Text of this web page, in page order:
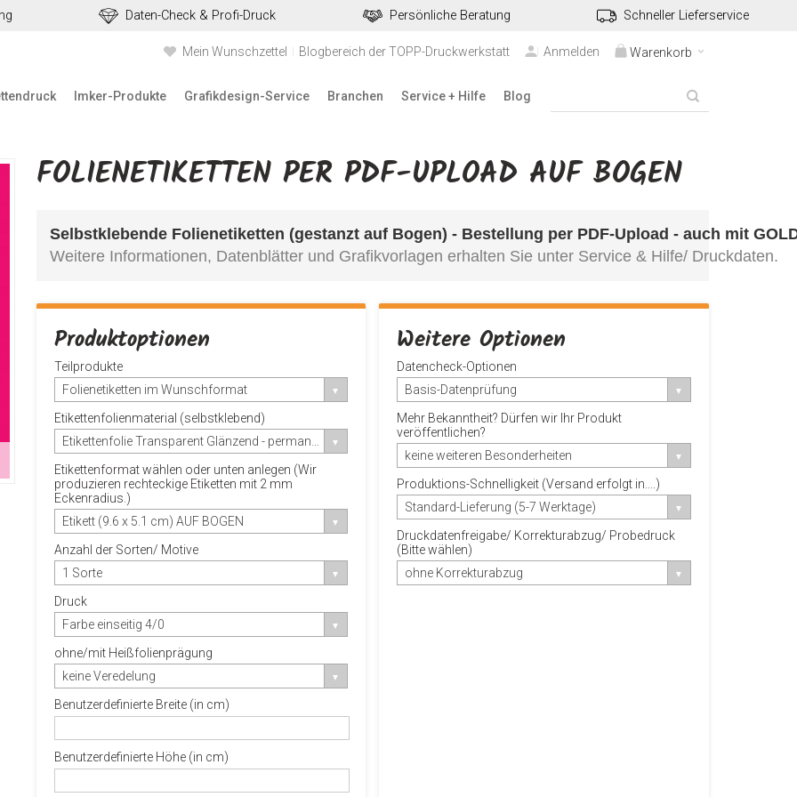
Daten-Check & Profi-Druck Persönliche Beratung Schneller Lieferservice
Warenkorb
Mein Wunschzettel Blogbereich der TOPP-Druckwerkstatt Anmelden
Imker-Produkte Grafikdesign-Service Branchen Service + Hilfe Blog
FOLIENETIKETTEN PER PDF-UPLOAD AUF BOGEN
Selbstklebende Folienetiketten (gestanzt auf Bogen) - Bestellung per PDF-Upload - auch mit
Weitere Informationen, Datenblätter und Grafikvorlagen erhalten Sie unter Service & Hilfe/ Druckdaten.
Produktoptionen
Teilprodukte
Folienetiketten im Wunschformat
Etikettenfolienmaterial (selbstklebend)
Etikettenformat wählen oder unten anlegen (Wir
produzieren rechteckige Etiketten mit 2 mm
Eckenradius.)
Etikett (9.6 x 5.1 cm) AUF BOGEN
Anzahl der Sorten/ Motive
1 Sorte
Druck
Farbe einseitig 4/0
ohne/mit Heißfolienprägung
keine Veredelung
Benutzerdefinierte Breite (in cm)
Benutzerdefinierte Höhe (in cm)
Weitere Optionen
Datencheck-Optionen
Basis-Datenprüfung
Mehr Bekanntheit? Dürfen wir Ihr Produkt
veröffentlichen?
keine weiteren Besonderheiten
Produktions-Schnelligkeit (Versand erfolgt in....)
Standard-Lieferung (5-7 Werktage)
Druckdatenfreigabe/ Korrekturabzug/ Probedruck
(Bitte wählen)
ohne Korrekturabzug